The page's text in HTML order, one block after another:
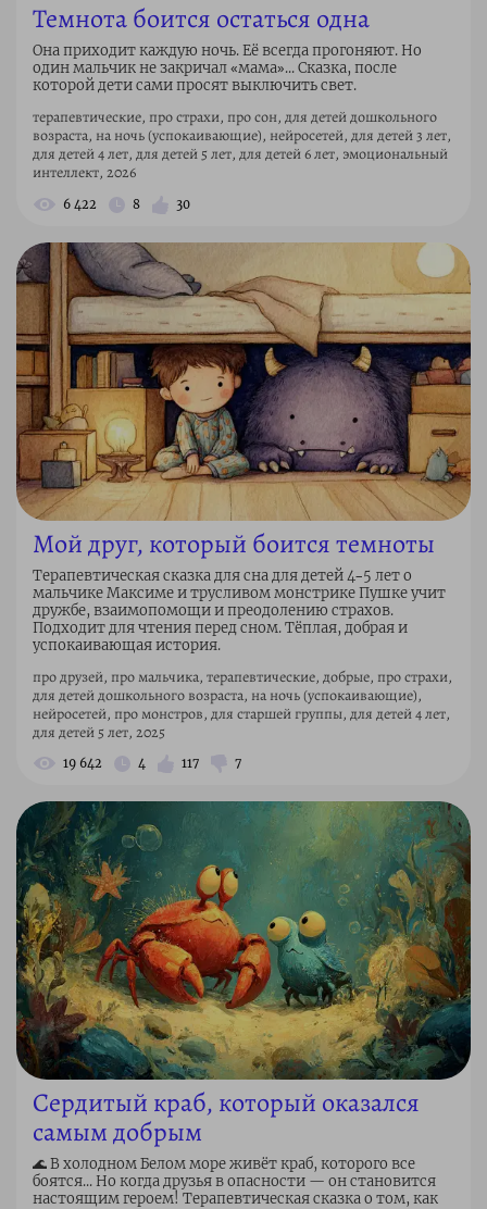
Темнота боится остаться одна
Она приходит каждую ночь. Её всегда прогоняют. Но
один мальчик не закричал «мама»... Сказка, после
которой дети сами просят выключить свет.
терапевтические, про страхи, про сон, для детей дошкольного
возраста, на ночь (успокаивающие), нейросетей, для детей 3 лет,
для детей 4 лет, для детей 5 лет, для детей 6 лет, эмоциональный
интеллект, 2026
6 422 8 30
Мой друг, который боится темноты
Терапевтическая сказка для сна для детей 4–5 лет о
мальчике Максиме и трусливом монстрике Пушке учит
дружбе, взаимопомощи и преодолению страхов.
Подходит для чтения перед сном. Тёплая, добрая и
успокаивающая история.
про друзей, про мальчика, терапевтические, добрые, про страхи,
для детей дошкольного возраста, на ночь (успокаивающие),
нейросетей, про монстров, для старшей группы, для детей 4 лет,
для детей 5 лет, 2025
19 642 4 117 7
Сердитый краб, который оказался
самым добрым
🌊 В холодном Белом море живёт краб, которого все
боятся... Но когда друзья в опасности — он становится
настоящим героем! Терапевтическая сказка о том, как